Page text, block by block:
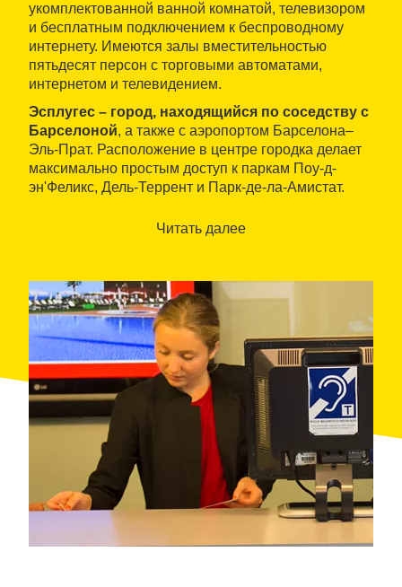
укомплектованной ванной комнатой, телевизором
и бесплатным подключением к беспроводному
интернету. Имеются залы вместительностью
пятьдесят персон с торговыми автоматами,
интернетом и телевидением.
Эсплугес – город, находящийся по соседству с
Барселоной, а также с аэропортом Барселона–
Эль-Прат. Расположение в центре городка делает
максимально простым доступ к паркам Поу-д-
эн'Феликс, Дель-Террент и Парк-де-ла-Амистат.
Читать далее